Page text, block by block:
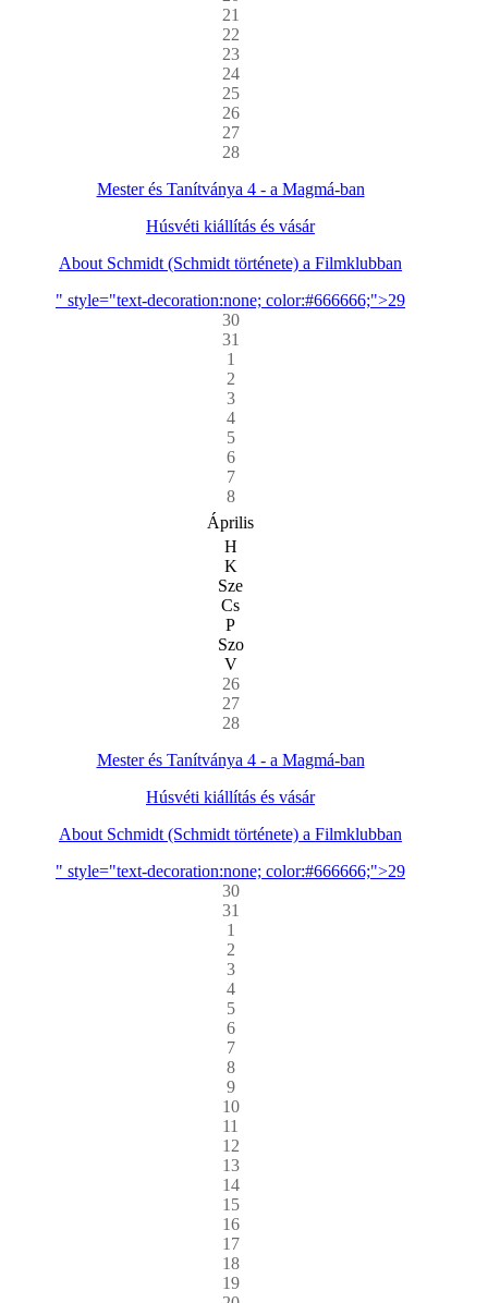
21
22
23
24
25
26
27
28
Mester és Tanítványa 4 - a Magmá-ban
Húsvéti kiállítás és vásár
About Schmidt (Schmidt története) a Filmklubban
" style="text-decoration:none; color:#666666;">29
30
31
1
2
3
4
5
6
7
8
Április
H
K
Sze
Cs
P
Szo
V
26
27
28
Mester és Tanítványa 4 - a Magmá-ban
Húsvéti kiállítás és vásár
About Schmidt (Schmidt története) a Filmklubban
" style="text-decoration:none; color:#666666;">29
30
31
1
2
3
4
5
6
7
8
9
10
11
12
13
14
15
16
17
18
19